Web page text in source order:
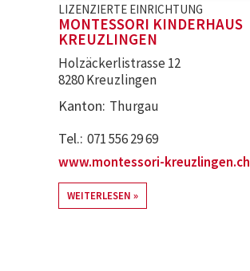
LIZENZIERTE EINRICHTUNG
MONTESSORI KINDERHAUS
KREUZLINGEN
Holzäckerlistrasse 12
8280 Kreuzlingen
Kanton Thurgau
Tel. 071 556 29 69
www.montessori-kreuzlingen.ch
WEITERLESEN